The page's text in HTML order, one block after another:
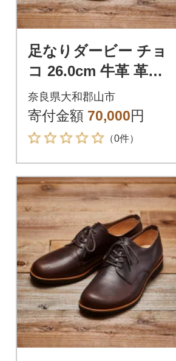
足なりダービー チョ
コ 26.0cm 牛革 革靴
KOTOKA メンズシュ
ーズ KTO-3001
奈良県大和郡山市
寄付金額 70,000円
（0件）